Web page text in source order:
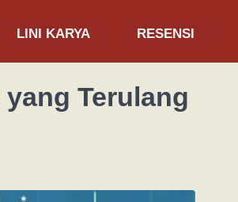
LINI KARYA RESENSI
Terulang